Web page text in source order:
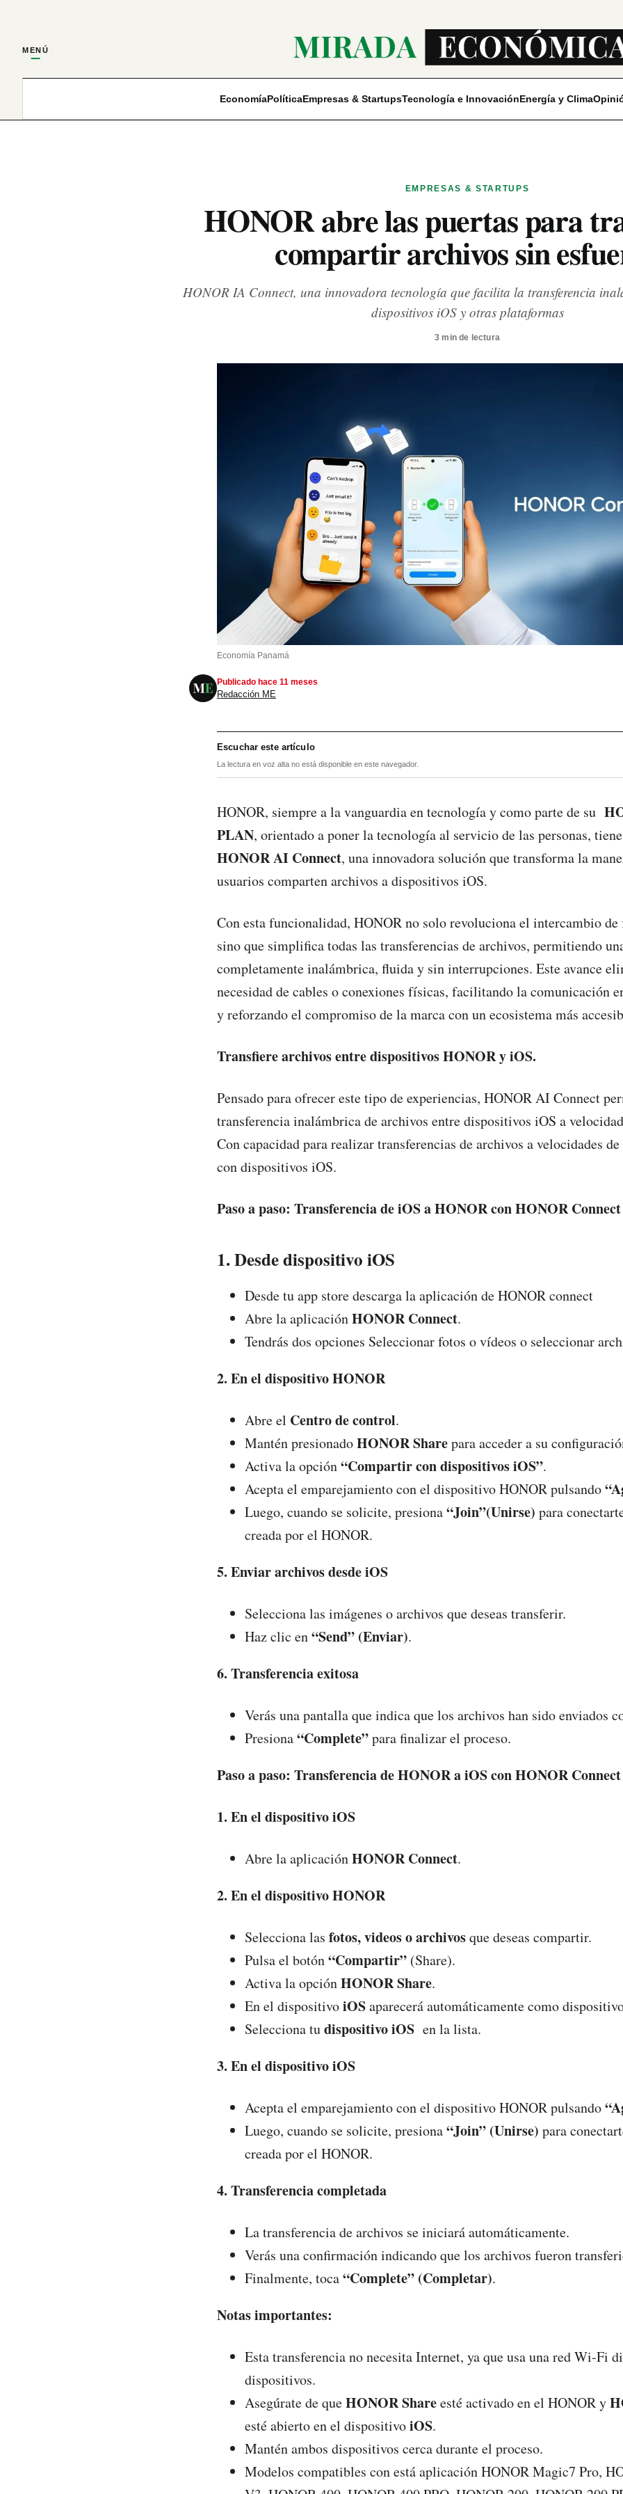
MENÚ
EconomíaPolíticaEmpresas & StartupsTecnología e InnovaciónEnergía y Clima
EMPRESAS & STARTUPS
HONOR abre las puertas para
compartir archivos sin
HONOR IA Connect, una innovadora tecnología que facilita la transferencia
dispositivos iOS y otras plataformas
3 min de lectura
Economía Panamá
Publicado hace 11 meses
Redacción ME
Escuchar este artículo
La lectura en voz alta no está disponible en este navegador.
HONOR, siempre a la vanguardia en tecnología y como parte de su
PLAN, orientado a poner la tecnología al servicio de las personas,
HONORAI Connect, una innovadora solución que transforma la
usuarios comparten archivos a dispositivos iOS.
Con esta funcionalidad, HONOR no solo revoluciona el intercambio de
sino que simplifica todas las transferencias de archivos, permitiendo
completamente inalámbrica, fluida y sin interrupciones. Este avance
necesidad de cables o conexiones físicas, facilitando la comunicación
y reforzando el compromiso de la marca con un ecosistema más
Transfiere archivos entre dispositivos HONOR y iOS.
Pensado para ofrecer este tipo de experiencias, HONOR AI Connect
transferencia inalámbrica de archivos entre dispositivos iOS a
Con capacidad para realizar transferencias de archivos a velocidades
con dispositivos iOS.
Paso a paso: Transferencia deiOSa HONOR con HONOR Connect
1. Desde dispositivoiOS
Desde tu app store descarga la aplicación de HONOR connect
Abre la aplicaciónHONOR Connect.
Tendrás dos opciones Seleccionar fotos o vídeos o seleccionar
2. En el dispositivo HONOR
Abre el Centro de control.
Mantén presionadoHONOR Sharepara acceder a su
Activa la opción“Compartir con dispositivos iOS”.
Acepta el emparejamiento con el dispositivo HONOR pulsando
Luego, cuando se solicite, presiona“Join”(Unirse) para
creada por el HONOR.
5. Enviar archivos desde iOS
Selecciona las imágenes o archivos que deseas transferir.
Haz clic en“Send” (Enviar).
6. Transferencia exitosa
Verás una pantalla que indica que los archivos han sido enviados
Presiona“Complete”para finalizar el proceso.
Paso a paso: Transferencia de HONOR aiOScon HONOR Connect
1. En el dispositivo iOS
Abre la aplicaciónHONOR Connect.
2. En el dispositivo HONOR
Selecciona las fotos, videos o archivosque deseas compartir.
Pulsa el botón“Compartir” (Share).
Activa la opciónHONOR Share.
En el dispositivoiOSaparecerá automáticamente como
Selecciona tudispositivoiOS en la lista.
3. En el dispositivo iOS
Acepta el emparejamiento con el dispositivo HONOR pulsando
Luego, cuando se solicite, presiona“Join” (Unirse) para
creada por el HONOR.
4. Transferencia completada
La transferencia de archivos se iniciará automáticamente.
Verás una confirmación indicando que los archivos fueron
Finalmente, toca“Complete” (Completar).
Notas importantes:
Esta transferencia no necesita Internet, ya que usa una red Wi-Fi
dispositivos.
Asegúrate de queHONOR Shareesté activado en el HONOR y
esté abierto en el dispositivoiOS.
Mantén ambos dispositivos cerca durante el proceso.
Modelos compatibles con está aplicación HONOR Magic7 Pro,